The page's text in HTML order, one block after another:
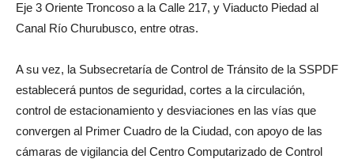
Eje 3 Oriente Troncoso a la Calle 217, y Viaducto Piedad al
Canal Río Churubusco, entre otras.
A su vez, la Subsecretaría de Control de Tránsito de la SSPDF
establecerá puntos de seguridad, cortes a la circulación,
control de estacionamiento y desviaciones en las vías que
convergen al Primer Cuadro de la Ciudad, con apoyo de las
cámaras de vigilancia del Centro Computarizado de Control